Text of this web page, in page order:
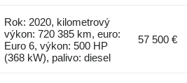
Rok: 2020, kilometrový
výkon: 720 385 km, euro:
Euro 6, výkon: 500 HP
(368 kW), palivo: diesel
57 500 €